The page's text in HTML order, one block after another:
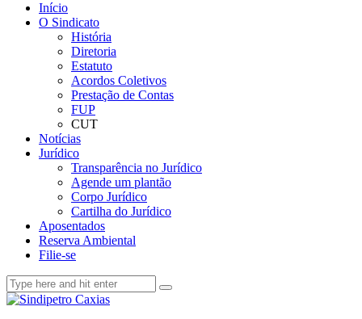
Início
O Sindicato
História
Diretoria
Estatuto
Acordos Coletivos
Prestação de Contas
FUP
CUT
Notícias
Jurídico
Transparência no Jurídico
Agende um plantão
Corpo Jurídico
Cartilha do Jurídico
Aposentados
Reserva Ambiental
Filie-se